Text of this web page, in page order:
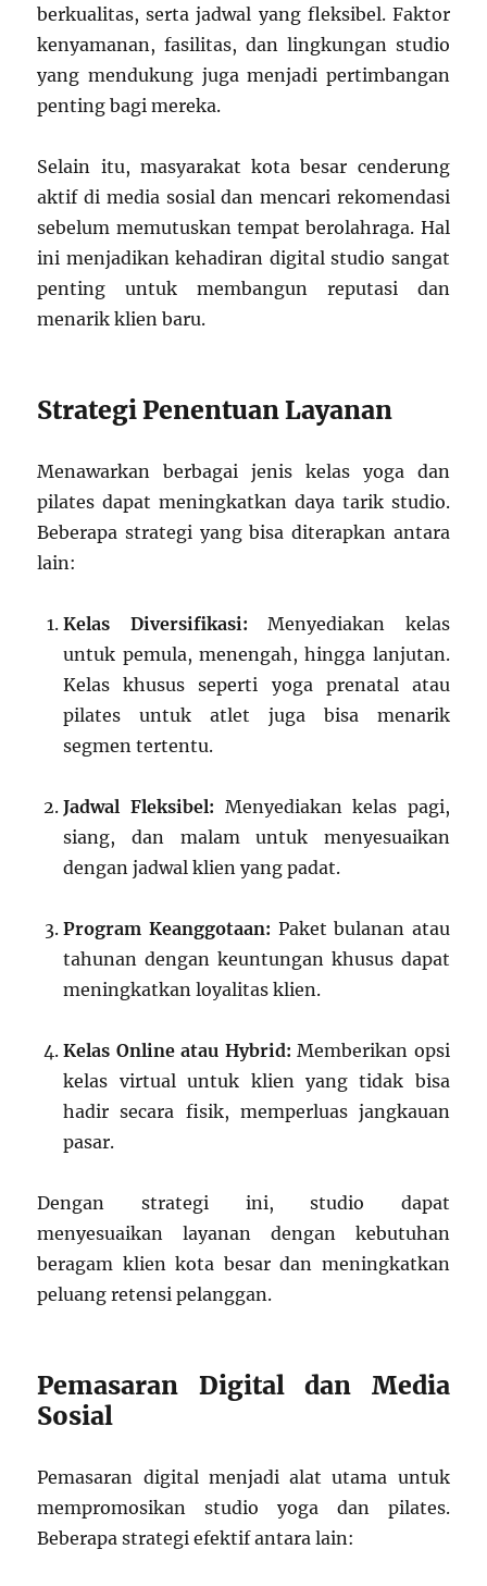
berkualitas, serta jadwal yang fleksibel. Faktor
kenyamanan, fasilitas, dan lingkungan studio
yang mendukung juga menjadi pertimbangan
penting bagi mereka.
Selain itu, masyarakat kota besar cenderung
aktif di media sosial dan mencari rekomendasi
sebelum memutuskan tempat berolahraga. Hal
ini menjadikan kehadiran digital studio sangat
penting untuk membangun reputasi dan
menarik klien baru.
Strategi Penentuan Layanan
Menawarkan berbagai jenis kelas yoga dan
pilates dapat meningkatkan daya tarik studio.
Beberapa strategi yang bisa diterapkan antara
lain:
Kelas Diversifikasi: Menyediakan kelas
untuk pemula, menengah, hingga lanjutan.
Kelas khusus seperti yoga prenatal atau
pilates untuk atlet juga bisa menarik
segmen tertentu.
Jadwal Fleksibel: Menyediakan kelas pagi,
siang, dan malam untuk menyesuaikan
dengan jadwal klien yang padat.
Program Keanggotaan: Paket bulanan atau
tahunan dengan keuntungan khusus dapat
meningkatkan loyalitas klien.
Kelas Online atau Hybrid: Memberikan opsi
kelas virtual untuk klien yang tidak bisa
hadir secara fisik, memperluas jangkauan
pasar.
Dengan strategi ini, studio dapat
menyesuaikan layanan dengan kebutuhan
beragam klien kota besar dan meningkatkan
peluang retensi pelanggan.
Pemasaran Digital dan Media
Sosial
Pemasaran digital menjadi alat utama untuk
mempromosikan studio yoga dan pilates.
Beberapa strategi efektif antara lain: